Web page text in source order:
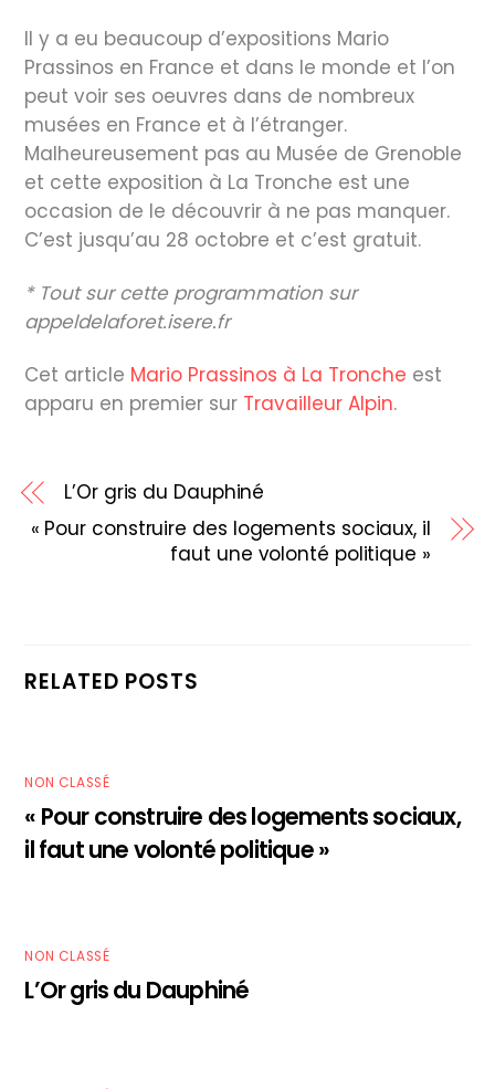
Il y a eu beaucoup d’expositions Mario
Prassinos en France et dans le monde et l’on
peut voir ses oeuvres dans de nombreux
musées en France et à l’étranger.
Malheureusement pas au Musée de Grenoble
et cette exposition à La Tronche est une
occasion de le découvrir à ne pas manquer.
C’est jusqu’au 28 octobre et c’est gratuit.
* Tout sur cette programmation sur
appeldelaforet.isere.fr
Cet article Mario Prassinos à La Tronche est
apparu en premier sur Travailleur Alpin.
L’Or gris du Dauphiné
« Pour construire des logements sociaux, il
faut une volonté politique »
RELATED POSTS
NON CLASSÉ
« Pour construire des logements sociaux,
il faut une volonté politique »
NON CLASSÉ
L’Or gris du Dauphiné